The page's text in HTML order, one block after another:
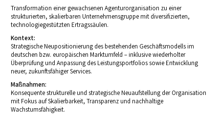
Transformation einer gewachsenen Agenturorganisation zu einer
strukturierten, skalierbaren Unternehmensgruppe mit diversifizierten,
technologiegestützten Ertragssäulen.
Kontext:
Strategische Neupositionierung des bestehenden Geschäftsmodells im
deutschen bzw. europäischen Marktumfeld – inklusive wiederholter
Überprüfung und Anpassung des Leistungsportfolios sowie Entwicklung
neuer, zukunftsfähiger Services.
Maßnahmen:
Konsequente strukturelle und strategische Neuaufstellung der Organisation
mit Fokus auf Skalierbarkeit, Transparenz und nachhaltige
Wachstumsfähigkeit.